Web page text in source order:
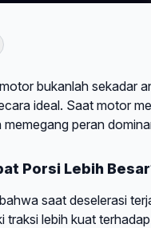
bukanlah sekadar
ideal. Saat motor
peran
Porsi Lebih
saat deselerasi
traksi lebih kuat